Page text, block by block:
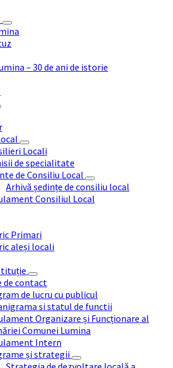
– 30 de ani de istorie
Locali
de specialitate
de Consiliu Local
Arhivă ședințe de consiliu local
Consiliul Local
Primari
aleși locali
de contact
de lucru cu publicul
si statul de functii
Organizare și Funcționare al
Comunei Lumina
Intern
și strategii